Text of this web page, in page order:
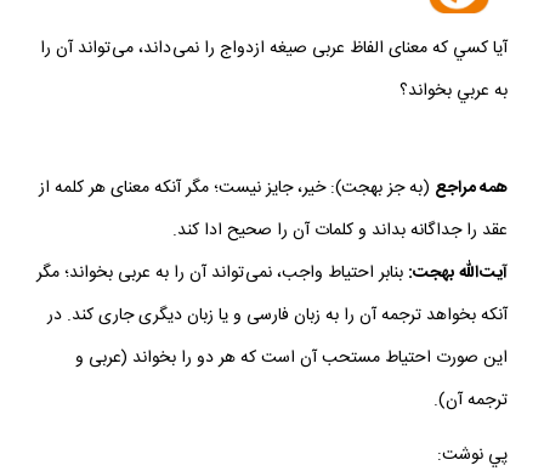
آيا كسي كه معناى الفاظ عربى صيغه ازدواج را نمى داند، مى تواند آن را
به عربي بخواند؟
همه مراجع (به جز بهجت): خير، جايز نيست؛ مگر آنكه معناى هر كلمه از
عقد را جداگانه بداند و كلمات آن را صحيح ادا كند.
آيت اللّه بهجت: بنابر احتياط واجب، نمى تواند آن را به عربى بخواند؛ مگر
آنكه بخواهد ترجمه آن را به زبان فارسى و يا زبان ديگرى جارى كند. در
اين صورت احتياط مستحب آن است كه هر دو را بخواند (عربى و
ترجمه آن).
پي نوشت: